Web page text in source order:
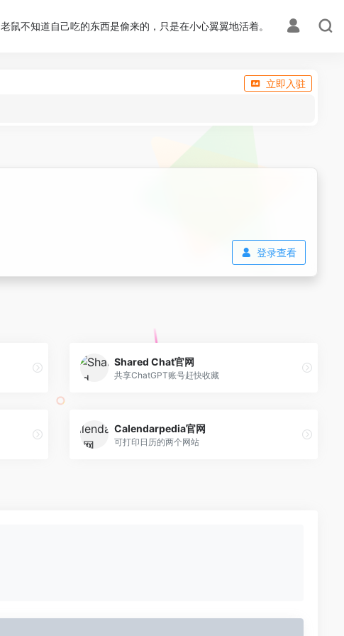
老鼠不知道自己吃的东西是偷来的，只是在小心翼翼地活着。
立即入驻
登录查看
Shared Chat官网
共享ChatGPT账号赶快收藏
Calendarpedia官网
可打印日历的两个网站